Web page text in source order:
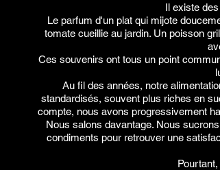
Il existe
Le parfum d'un plat qui mijote
tomate cueillie au jardin. Un poisson
Ces souvenirs ont tous un point
Au fil des années, notre
standardisés, souvent plus riches en
compte, nous avons progressivement
Nous salons davantage. Nous
condiments pour retrouver une